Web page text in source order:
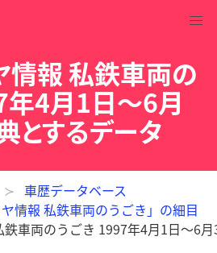
情報 私鉄車両の
年4月1日～6月
とするデータ
車歴データベース
情報 私鉄車両のうごき」の細目
鉄車両のうごき 1997年4月1日～6